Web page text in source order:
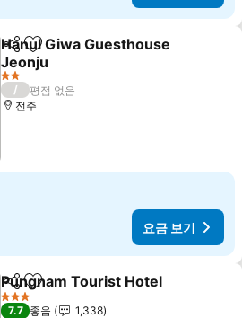
공유 즐겨찾기에 추가
Hanul Giwa Guesthouse
Jeonju
요금 보기
2 성급
/
평점 없음
전주
요금 보기
공유 즐겨찾기에 추가
Pungnam Tourist Hotel
3 성급
7.7 좋음
1,338